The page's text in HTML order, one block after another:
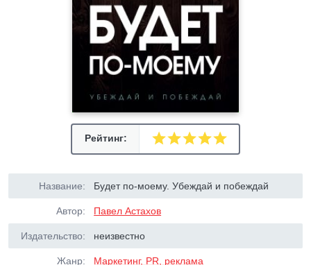
Рейтинг:
Название: Будет по-моему. Убеждай и побеждай
Автор: Павел Астахов
Издательство: неизвестно
Жанр: Маркетинг, PR, реклама